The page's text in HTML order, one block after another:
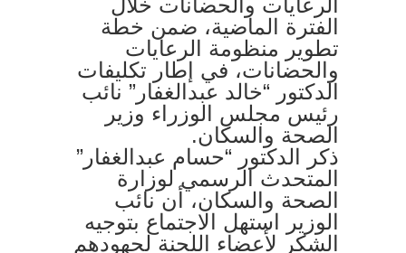
الفترة الماضية، ضمن خطة
تطوير منظومة الرعايات
والحضانات، في إطار تكليفات
الدكتور “خالد عبدالغفار” نائب
رئيس مجلس الوزراء وزير
الصحة والسكان.
ذكر الدكتور “حسام عبدالغفار”
المتحدث الرسمي لوزارة
الصحة والسكان، أن نائب
الوزير استهل الاجتماع بتوجيه
الشكر لأعضاء اللجنة لجهودهم